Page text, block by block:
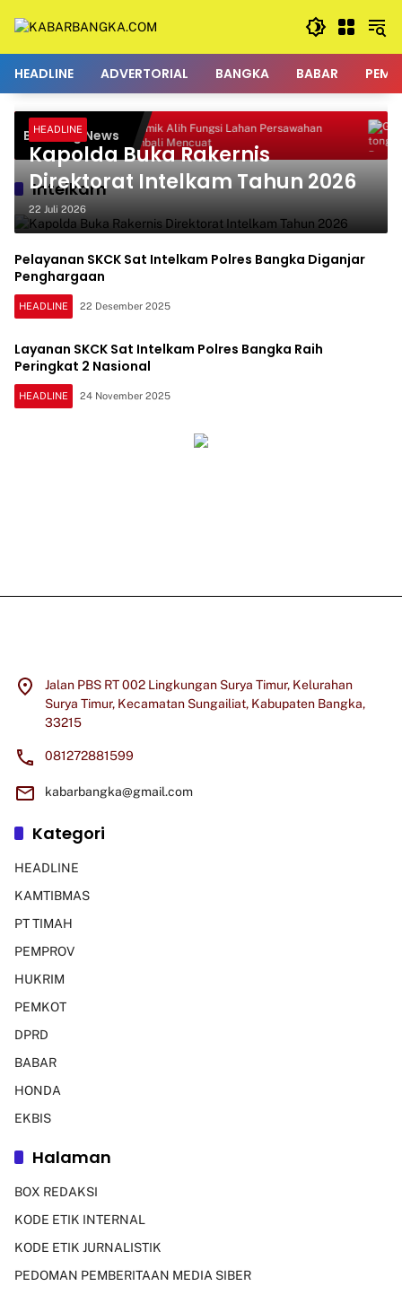
HEADLINE ADVERTORIAL BANGKA BABAR
Breaking News
Penuh
Polemik Alih Fungsi Lahan Persawahan
Kembali Mencuat
Intelkam
HEADLINE
Kapolda Buka Rakernis
Direktorat Intelkam Tahun 2026
22 Juli 2026
Pelayanan SKCK Sat Intelkam Polres Bangka Diganjar
Penghargaan
HEADLINE 22 Desember 2025
Layanan SKCK Sat Intelkam Polres Bangka Raih
Peringkat 2 Nasional
HEADLINE 24 November 2025
Jalan PBS RT 002 Lingkungan Surya Timur, Kelurahan
Surya Timur, Kecamatan Sungailiat, Kabupaten Bangka,
33215
081272881599
kabarbangka@gmail.com
Kategori
HEADLINE
KAMTIBMAS
PT TIMAH
PEMPROV
HUKRIM
PEMKOT
DPRD
BABAR
HONDA
EKBIS
Halaman
BOX REDAKSI
KODE ETIK INTERNAL
KODE ETIK JURNALISTIK
PEDOMAN PEMBERITAAN MEDIA SIBER